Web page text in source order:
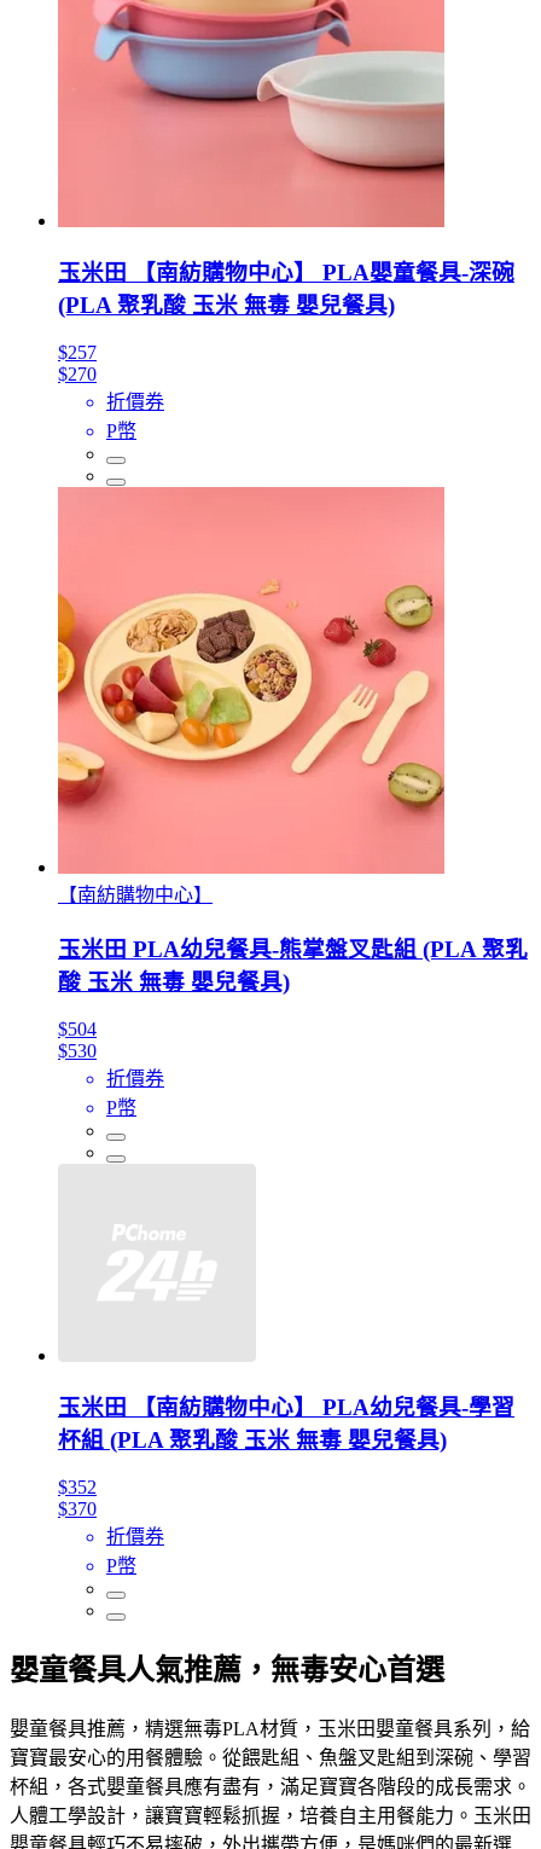
玉米田 【南紡購物中心】 PLA嬰童餐具-深碗
(PLA 聚乳酸 玉米 無毒 嬰兒餐具)
$257
$270
折價券
P幣
【南紡購物中心】
玉米田 PLA幼兒餐具-熊掌盤叉匙組 (PLA 聚乳
酸 玉米 無毒 嬰兒餐具)
$504
$530
折價券
P幣
玉米田 【南紡購物中心】 PLA幼兒餐具-學習
杯組 (PLA 聚乳酸 玉米 無毒 嬰兒餐具)
$352
$370
折價券
P幣
嬰童餐具人氣推薦，無毒安心首選
嬰童餐具推薦，精選無毒PLA材質，玉米田嬰童餐具系列，給
寶寶最安心的用餐體驗。從餵匙組、魚盤叉匙組到深碗、學習
杯組，各式嬰童餐具應有盡有，滿足寶寶各階段的成長需求。
人體工學設計，讓寶寶輕鬆抓握，培養自主用餐能力。玉米田
嬰童餐具輕巧不易摔破，外出攜帶方便，是媽咪們的最新選